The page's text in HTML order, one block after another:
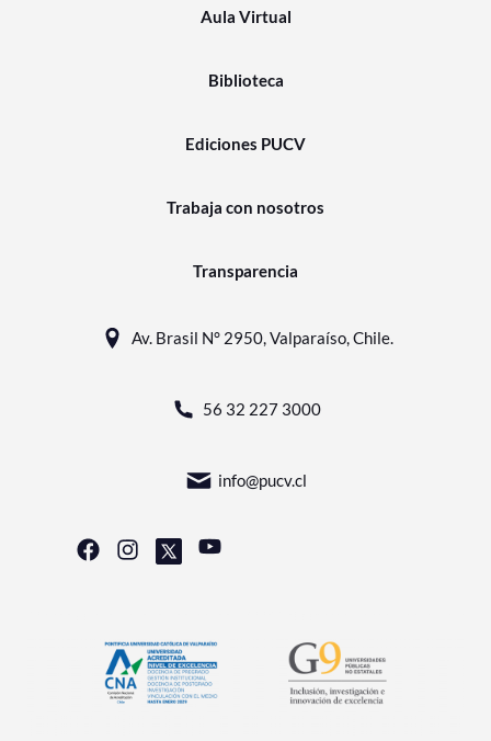
Aula Virtual
Biblioteca
Ediciones PUCV
Trabaja con nosotros
Transparencia
Av. Brasil N° 2950, Valparaíso, Chile.
56 32 227 3000
info@pucv.cl